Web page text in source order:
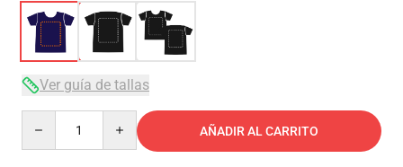
Ver guía de tallas
AÑADIR AL CARRITO